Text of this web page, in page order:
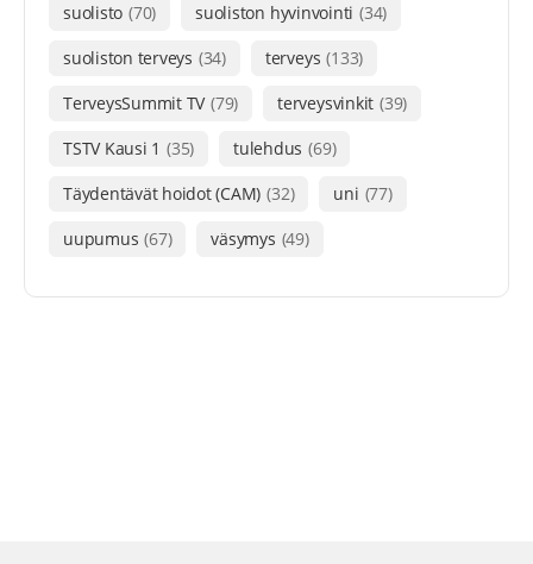
suolisto (70) suoliston hyvinvointi (34)
suoliston terveys (34) terveys (133)
TerveysSummit TV (79) terveysvinkit (39)
TSTV Kausi 1 (35) tulehdus (69)
Täydentävät hoidot (CAM) (32) uni (77)
uupumus (67) väsymys (49)